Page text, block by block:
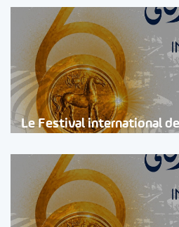
Le Festival international